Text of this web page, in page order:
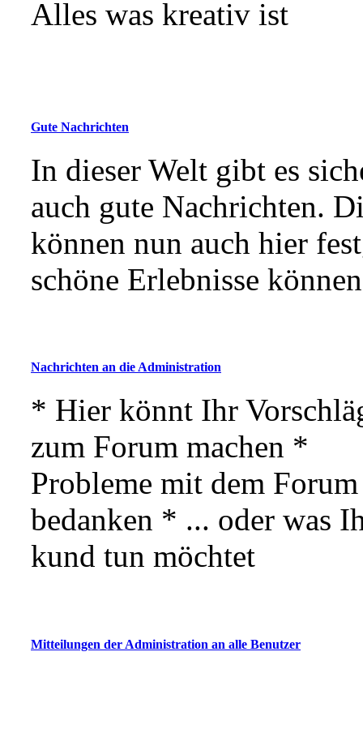
Alles was kreativ ist
Gute Nachrichten
In dieser Welt gibt es
auch gute Nachrichten.
können nun auch hier
schöne Erlebnisse
Nachrichten an die Administration
* Hier könnt Ihr
zum Forum machen *
Probleme mit dem
bedanken * ... oder was
kund tun möchtet
Mitteilungen der Administration an alle Benutzer